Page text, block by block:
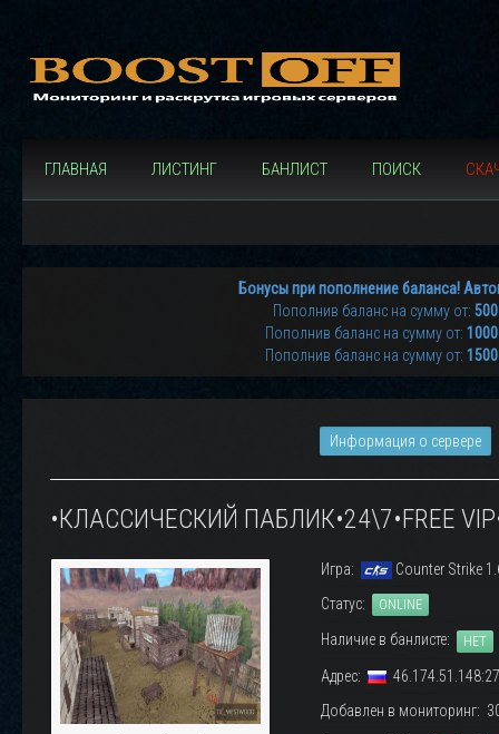
ГЛАВНАЯ ЛИСТИНГ БАНЛИСТ ПОИСК
Бонусы при пополнение баланса!
Пополнив баланс на сумму от:
Пополнив баланс на сумму от:
Пополнив баланс на сумму от:
Информация о сервере
•КЛАССИЧЕСКИЙ ПАБЛИК•24\7•FREE
Игра:
Counter Strike
Статус:
ONLINE
Наличие в банлисте: НЕТ
Адрес:
Добавлен в мониторинг: